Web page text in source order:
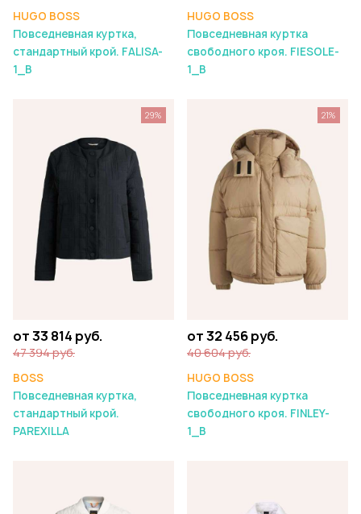
HUGO BOSS
Повседневная куртка,
стандартный крой. FALISA-
1_B
HUGO BOSS
Повседневная куртка
свободного кроя. FIESOLE-
1_B
от 33 814 руб.
47 394 руб.
BOSS
Повседневная куртка,
стандартный крой.
PAREXILLA
29%
от 32 456 руб.
40 604 руб.
HUGO BOSS
Повседневная куртка
свободного кроя. FINLEY-
1_B
21%